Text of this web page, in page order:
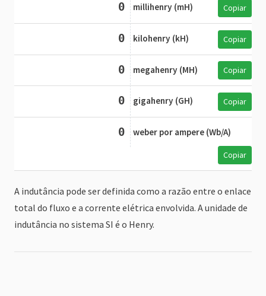
0 millihenry (mH) Copiar
0 kilohenry (kH) Copiar
0 megahenry (MH) Copiar
0 gigahenry (GH) Copiar
0 weber por ampere (Wb/A)
Copiar
A indutância pode ser definida como a razão entre o enlace
total do fluxo e a corrente elétrica envolvida. A unidade de
indutância no sistema SI é o Henry.